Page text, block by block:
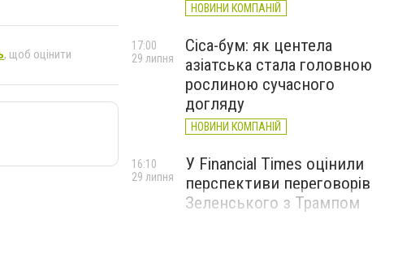
, щоб оцінити
НОВИНИ КОМПАНІЙ
Cica-бум: як центела
азіатська стала головною
рослиною сучасного
догляду
НОВИНИ КОМПАНІЙ
17:00
29 липня
У Financial Times оцінили
перспективи переговорів
Зеленського з Трампом
16:10
29 липня